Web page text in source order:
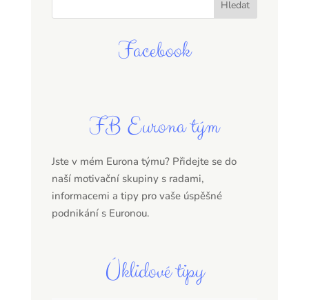
Facebook
FB Eurona tým
Jste v mém Eurona týmu? Přidejte se do
naší motivační skupiny s radami,
informacemi a tipy pro vaše úspěšné
podnikání s Euronou.
Úklidové tipy